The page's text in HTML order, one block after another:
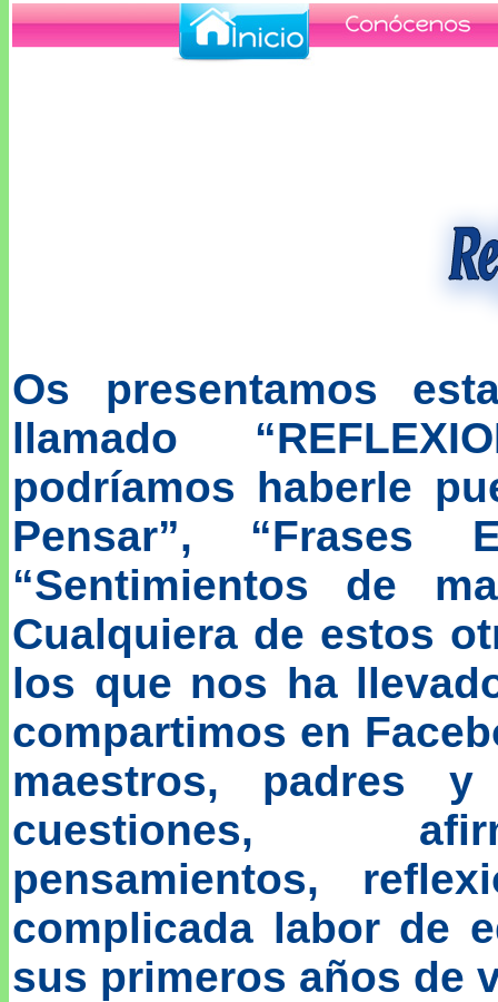
Os presentamos
llamado
podríamos haberle
Pensar”, “Frases
“Sentimientos de
Cualquiera de estos
los que nos ha
compartimos en
maestros, padres
cuestiones,
pensamientos,
complicada labor de
sus primeros años de